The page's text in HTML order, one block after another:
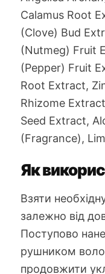
Calamus Root
(Clove) Bud
(Nutmeg) Fruit
(Pepper) Fruit
Root Extract,
Rhizome
Seed Extract,
(Fragrance),
Як
Взяти
залежно від
Поступово
рушником
продовжити